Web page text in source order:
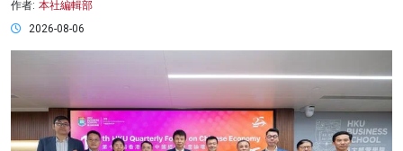
作者: 本社編輯部
2026-08-06